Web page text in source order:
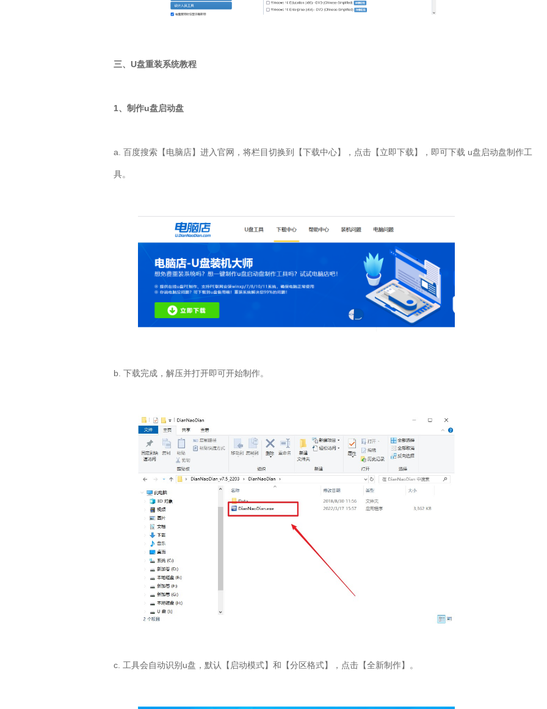
三、U盘重装系统教程
1、制作u盘启动盘
a. 百度搜索【电脑店】进入官网，将栏目切换到【下载中心】，点击【立即下载】，即可下载 u盘启动盘制作工
具。
b. 下载完成，解压并打开即可开始制作。
c. 工具会自动识别u盘，默认【启动模式】和【分区格式】，点击【全新制作】。